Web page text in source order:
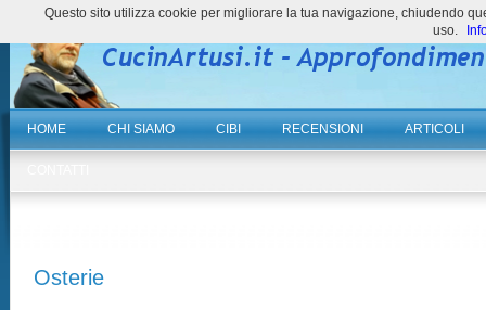
HOME CHI SIAMO CIBI RECENSIONI ARTICOLI
Osterie
Questo sito utilizza cookie per migliorare la tua navigazione, chiudendo
uso.